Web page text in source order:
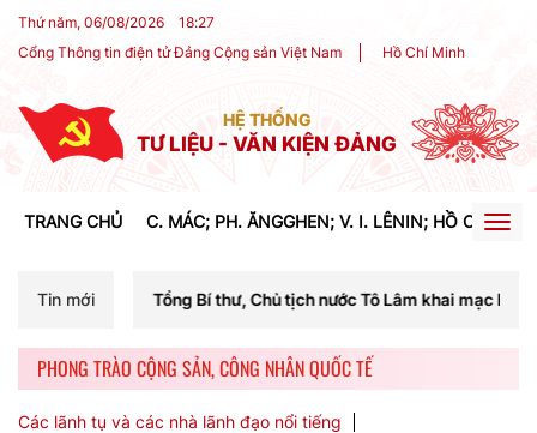
Thứ năm, 06/08/2026 18:27
Cổng Thông tin điện tử Đảng Cộng sản Việt Nam
Hồ Chí Minh
HỆ THỐNG
TƯ LIỆU - VĂN KIỆN ĐẢNG
TRANG CHỦ C. MÁC; PH. ĂNGGHEN; V. I. LÊNIN; HỒ CHÍ
Tin mới
Bí thư, Chủ tịch nước Tô Lâm khai mạc Hội nghị Trung ương lần
PHONG TRÀO CỘNG SẢN, CÔNG NHÂN QUỐC TẾ
Các lãnh tụ và các nhà lãnh đạo nổi tiếng